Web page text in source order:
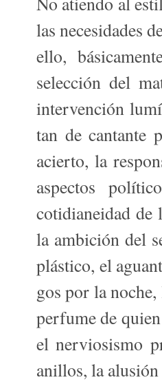
las necesidades
ello,
selección del
inter­vención
tan de cantante
acierto, la
aspectos
cotidianeidad de
la ambición del
plástico, el
gos por la
perfume de
el nerviosismo
anillos, la